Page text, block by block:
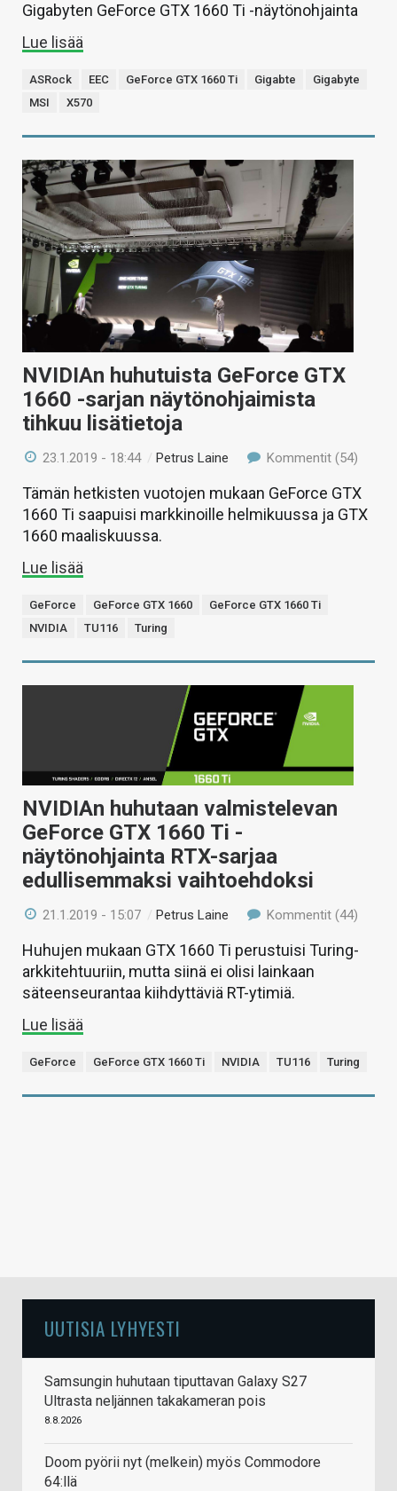
Gigabyten GeForce GTX 1660 Ti -näytönohjainta
Lue lisää
ASRock EEC GeForce GTX 1660 Ti Gigabte
Gigabyte
MSI
X570
NVIDIAn huhutuista GeForce GTX
1660 -sarjan näytönohjaimista
tihkuu lisätietoja
23.1.2019 - 18:44 /Petrus Laine Kommentit (54)
Tämän hetkisten vuotojen mukaan GeForce GTX
1660 Ti saapuisi markkinoille helmikuussa ja GTX
1660 maaliskuussa.
Lue lisää
GeForce GeForce GTX 1660
GeForce GTX 1660 Ti
NVIDIA
TU116 Turing
NVIDIAn huhutaan valmistelevan
GeForce GTX 1660 Ti -
näytönohjainta RTX-sarjaa
edullisemmaksi vaihtoehdoksi
21.1.2019 - 15:07 /Petrus Laine Kommentit (44)
Huhujen mukaan GTX 1660 Ti perustuisi Turing-
arkkitehtuuriin, mutta siinä ei olisi lainkaan
säteenseurantaa kiihdyttäviä RT-ytimiä.
Lue lisää
GeForce GeForce GTX 1660 Ti NVIDIA TU116 Turing
UUTISIA LYHYESTI
Samsungin huhutaan tiputtavan Galaxy S27
Ultrasta neljännen takakameran pois
8.8.2026
Doom pyörii nyt (melkein) myös Commodore
64:llä